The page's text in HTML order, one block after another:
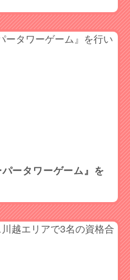
ータワーゲーム』を